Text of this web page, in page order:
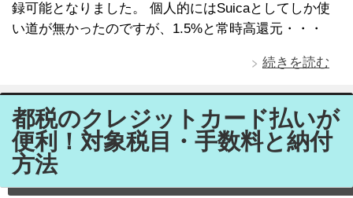
録可能となりました。 個人的にはSuicaとしてしか使
い道が無かったのですが、1.5%と常時高還元・・・
続きを読む
都税のクレジットカード払いが
便利！対象税目・手数料と納付
方法